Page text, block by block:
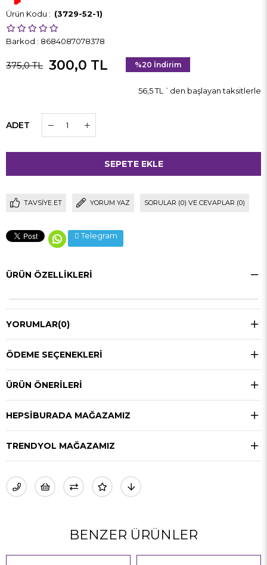
(3729-52-1)
Barkod : 8684087078378
375,0 TL 300,0 TL %20 İndirim
56,5 TL `den başlayan taksitlerle
ADET
TAVSIYE ET YORUM YAZ SORULAR (0) VE CEVAPLAR (0)
Telegram
ÜRÜN ÖZELLIKLERI
YORUMLAR(0)
ÖDEME SEÇENEKLERI
ÜRÜN ÖNERILERI
HEPSIBURADA MAĞAZAMIZ
TRENDYOL MAĞAZAMIZ
BENZER ÜRÜNLER